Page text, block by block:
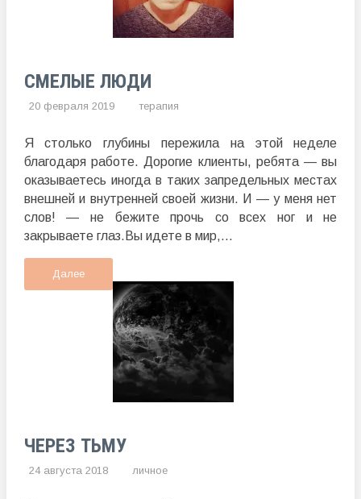
СМЕЛЫЕ ЛЮДИ
20 февраля 2019 терапия
Я столько глубины пережила на этой неделе
благодаря работе. Дорогие клиенты, ребята — вы
оказываетесь иногда в таких запредельных местах
внешней и внутренней своей жизни. И — у меня нет
слов! — не бежите прочь со всех ног и не
закрываете глаз.Вы идете в мир,...
Далее
ЧЕРЕЗ ТЬМУ
24 августа 2018 личное